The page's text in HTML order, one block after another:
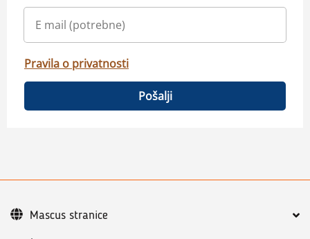
Pravila o privatnosti
Pošalji
Mascus stranice